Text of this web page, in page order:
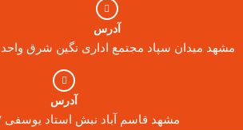
آدرس
مشهد میدان سپاد مجتمع اداری نگین شرق واحد ۵۰۷
آدرس
مشهد قاسم آباد نبش استاد یوسفی ۲۷ پلاک ۱۴